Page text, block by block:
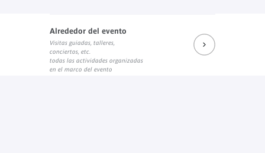
Alrededor del evento
Visitas guiadas, talleres,
conciertos, etc.
todas las actividades organizadas
en el marco del evento